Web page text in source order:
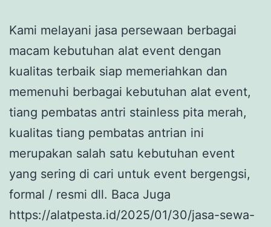
Kami melayani jasa persewaan berbagai
macam kebutuhan alat event dengan
kualitas terbaik siap memeriahkan dan
memenuhi berbagai kebutuhan alat event,
tiang pembatas antri stainless pita merah,
kualitas tiang pembatas antrian ini
merupakan salah satu kebutuhan event
yang sering di cari untuk event bergengsi,
formal / resmi dll. Baca Juga
https://alatpesta.id/2025/01/30/jasa-sewa-